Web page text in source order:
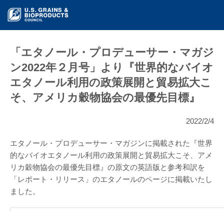
「エタノール・プロデューサー・マガジ
ン2022年２月号」より『世界的なバイオ
エタノール利用の政策展開と貿易拡大こ
そ、アメリカ穀物協会の最優先目標』
2022/2/4
エタノール・プロデューサー・マガジンに掲載された『世界
的なバイオエタノール利用の政策展開と貿易拡大こそ、アメ
リカ穀物協会の最優先目標』の原文の英語版と参考和訳を
「レポート・リリース」のエタノールのページに掲載いたし
ました。